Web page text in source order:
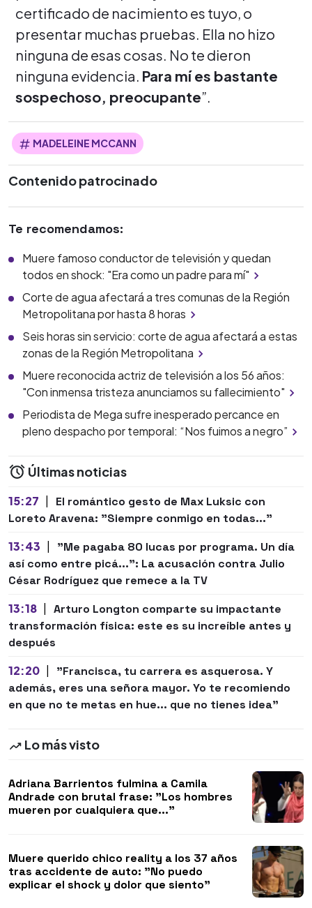
certificado de nacimiento es tuyo, o
presentar muchas pruebas. Ella no hizo
ninguna de esas cosas. No te dieron
ninguna evidencia. Para mí es bastante
sospechoso, preocupante”.
MADELEINE MCCANN
Contenido patrocinado
Te recomendamos:
Muere famoso conductor de televisión y quedan
todos en shock: "Era como un padre para mí"
Corte de agua afectará a tres comunas de la Región
Metropolitana por hasta 8 horas
Seis horas sin servicio: corte de agua afectará a estas
zonas de la Región Metropolitana
Muere reconocida actriz de televisión a los 56 años:
"Con inmensa tristeza anunciamos su fallecimiento"
Periodista de Mega sufre inesperado percance en
pleno despacho por temporal: “Nos fuimos a negro”
Últimas noticias
15:27
El romántico gesto de Max Luksic con
Loreto Aravena: "Siempre conmigo en todas..."
13:43
"Me pagaba 80 lucas por programa. Un día
así como entre picá...": La acusación contra Julio
César Rodríguez que remece a la TV
13:18
Arturo Longton comparte su impactante
transformación física: este es su increíble antes y
después
12:20
"Francisca, tu carrera es asquerosa. Y
además, eres una señora mayor. Yo te recomiendo
en que no te metas en hue... que no tienes idea"
Lo más visto
Adriana Barrientos fulmina a Camila
Andrade con brutal frase: "Los hombres
mueren por cualquiera que..."
Muere querido chico reality a los 37 años
tras accidente de auto: "No puedo
explicar el shock y dolor que siento"